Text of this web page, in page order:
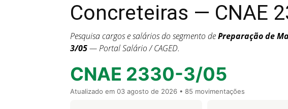
Concreteiras — CNAE
Pesquisa cargos e salários do segmento dePreparação de
3/05— Portal Salário / CAGED.
CNAE 2330-3/05
Atualizado em 03 agosto de 2026 • 85 movimentações